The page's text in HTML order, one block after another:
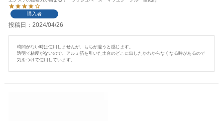
購入者
投稿日 2024/04/26
時間がない時は使用しませんが、もちが違うと感じます。
透明で粘度がないので、アルミ箔を引いた土台のどこに出したかわからなくなる時があるので
気をつけて使用しています。